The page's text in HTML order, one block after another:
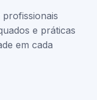
e práticas
em cada